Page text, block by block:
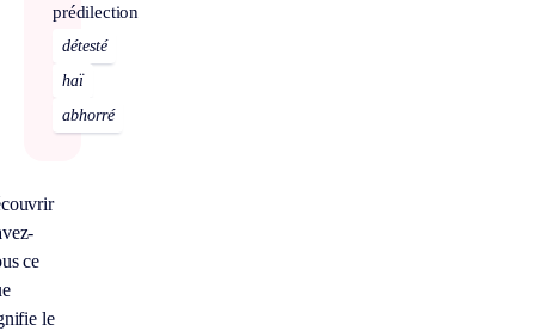
prédilection
détesté
haï
abhorré
ce
le